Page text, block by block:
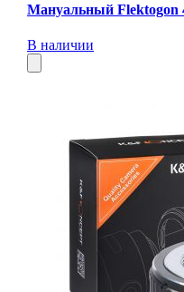
Мануальный Flektogon
В наличии